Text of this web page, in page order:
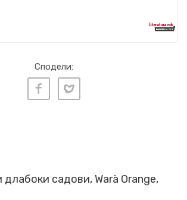
Сподели:
садови, Warà Orange,